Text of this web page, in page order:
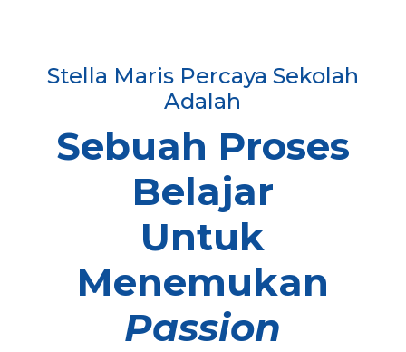
Stella Maris Percaya Sekolah
Adalah
Sebuah Proses
Belajar
Untuk
Menemukan
Passion